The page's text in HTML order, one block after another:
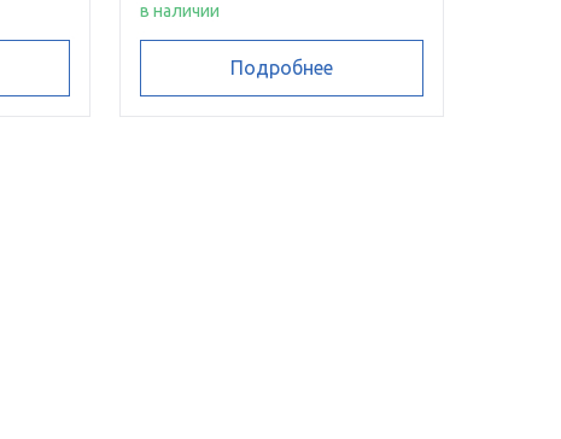
в наличии
Подробнее